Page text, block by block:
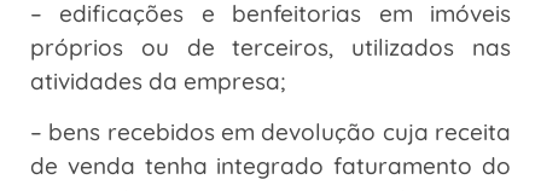
– edificações e benfeitorias em imóveis
próprios ou de terceiros, utilizados nas
atividades da empresa;
– bens recebidos em devolução cuja receita
de venda tenha integrado faturamento do